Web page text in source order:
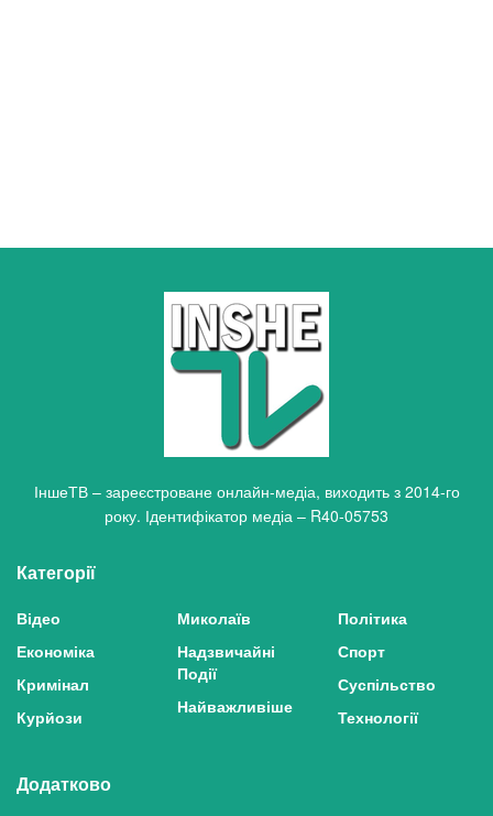
ІншеТВ – зареєстроване онлайн-медіа, виходить з 2014-го
року. Ідентифікатор медіа – R40-05753
Категорії
Відео
Економіка
Кримінал
Курйози
Миколаїв
Надзвичайні
Події
Найважливіше
Політика
Спорт
Суспільство
Технології
Додатково